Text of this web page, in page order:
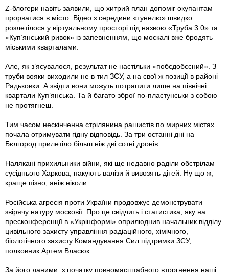
Z-блогери навіть заявили, що хитрий план допоміг окупантам
прорватися в місто. Відео з середини «тунелю» швидко
розлетілося у віртуальному просторі під назвою «Труба 3.0» та
«Куп’янський ривок» із запевненням, що москалі вже бродять
міськими кварталами.
Але, як з’ясувалося, результат не настільки «побєдобєсний». З
труби вояки виходили не в тил ЗСУ, а на свої ж позиції в районі
Радьковки. А звідти вони можуть потрапити лише на північні
квартали Куп’янська. Та й багато зброї по-пластунськи з собою
не протягнеш.
Тим часом нескінченна стрілянина рашистів по мирних містах
почала отримувати гідну відповідь. За три останні дні на
Бєлгород прилетіло більш ніж дві сотні дронів.
Налякані прихильники війни, які ще недавно раділи обстрілам
сусіднього Харкова, пакують валізи й вивозять дітей. Ну що ж,
краще пізно, аніж ніколи.
Російська агресія проти України продовжує демонструвати
звірячу натуру московії. Про це свідчить і статистика, яку на
пресконференції в «Укрінформі» оприлюднив начальник відділу
цивільного захисту управління радіаційного, хімічного,
біологічного захисту Командування Сил підтримки ЗСУ,
полковник Артем Власюк.
За його даними, з початку повномасштабного вторгнення наші